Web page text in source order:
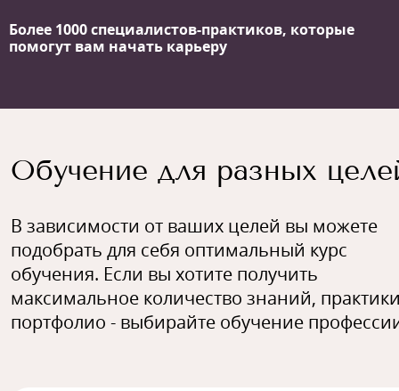
Более 1000 специалистов-практиков, которые
помогут вам начать карьеру
Обучение для разных
В зависимости от ваших целей вы можете
подобрать для себя оптимальный курс
обучения. Если вы хотите получить
максимальное количество знаний,
портфолио - выбирайте обучение